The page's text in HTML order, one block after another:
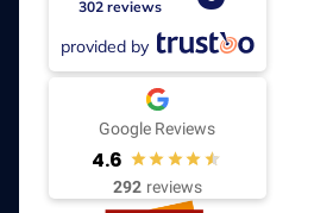
302 reviews
provided by
Google Reviews
4.6
292 reviews